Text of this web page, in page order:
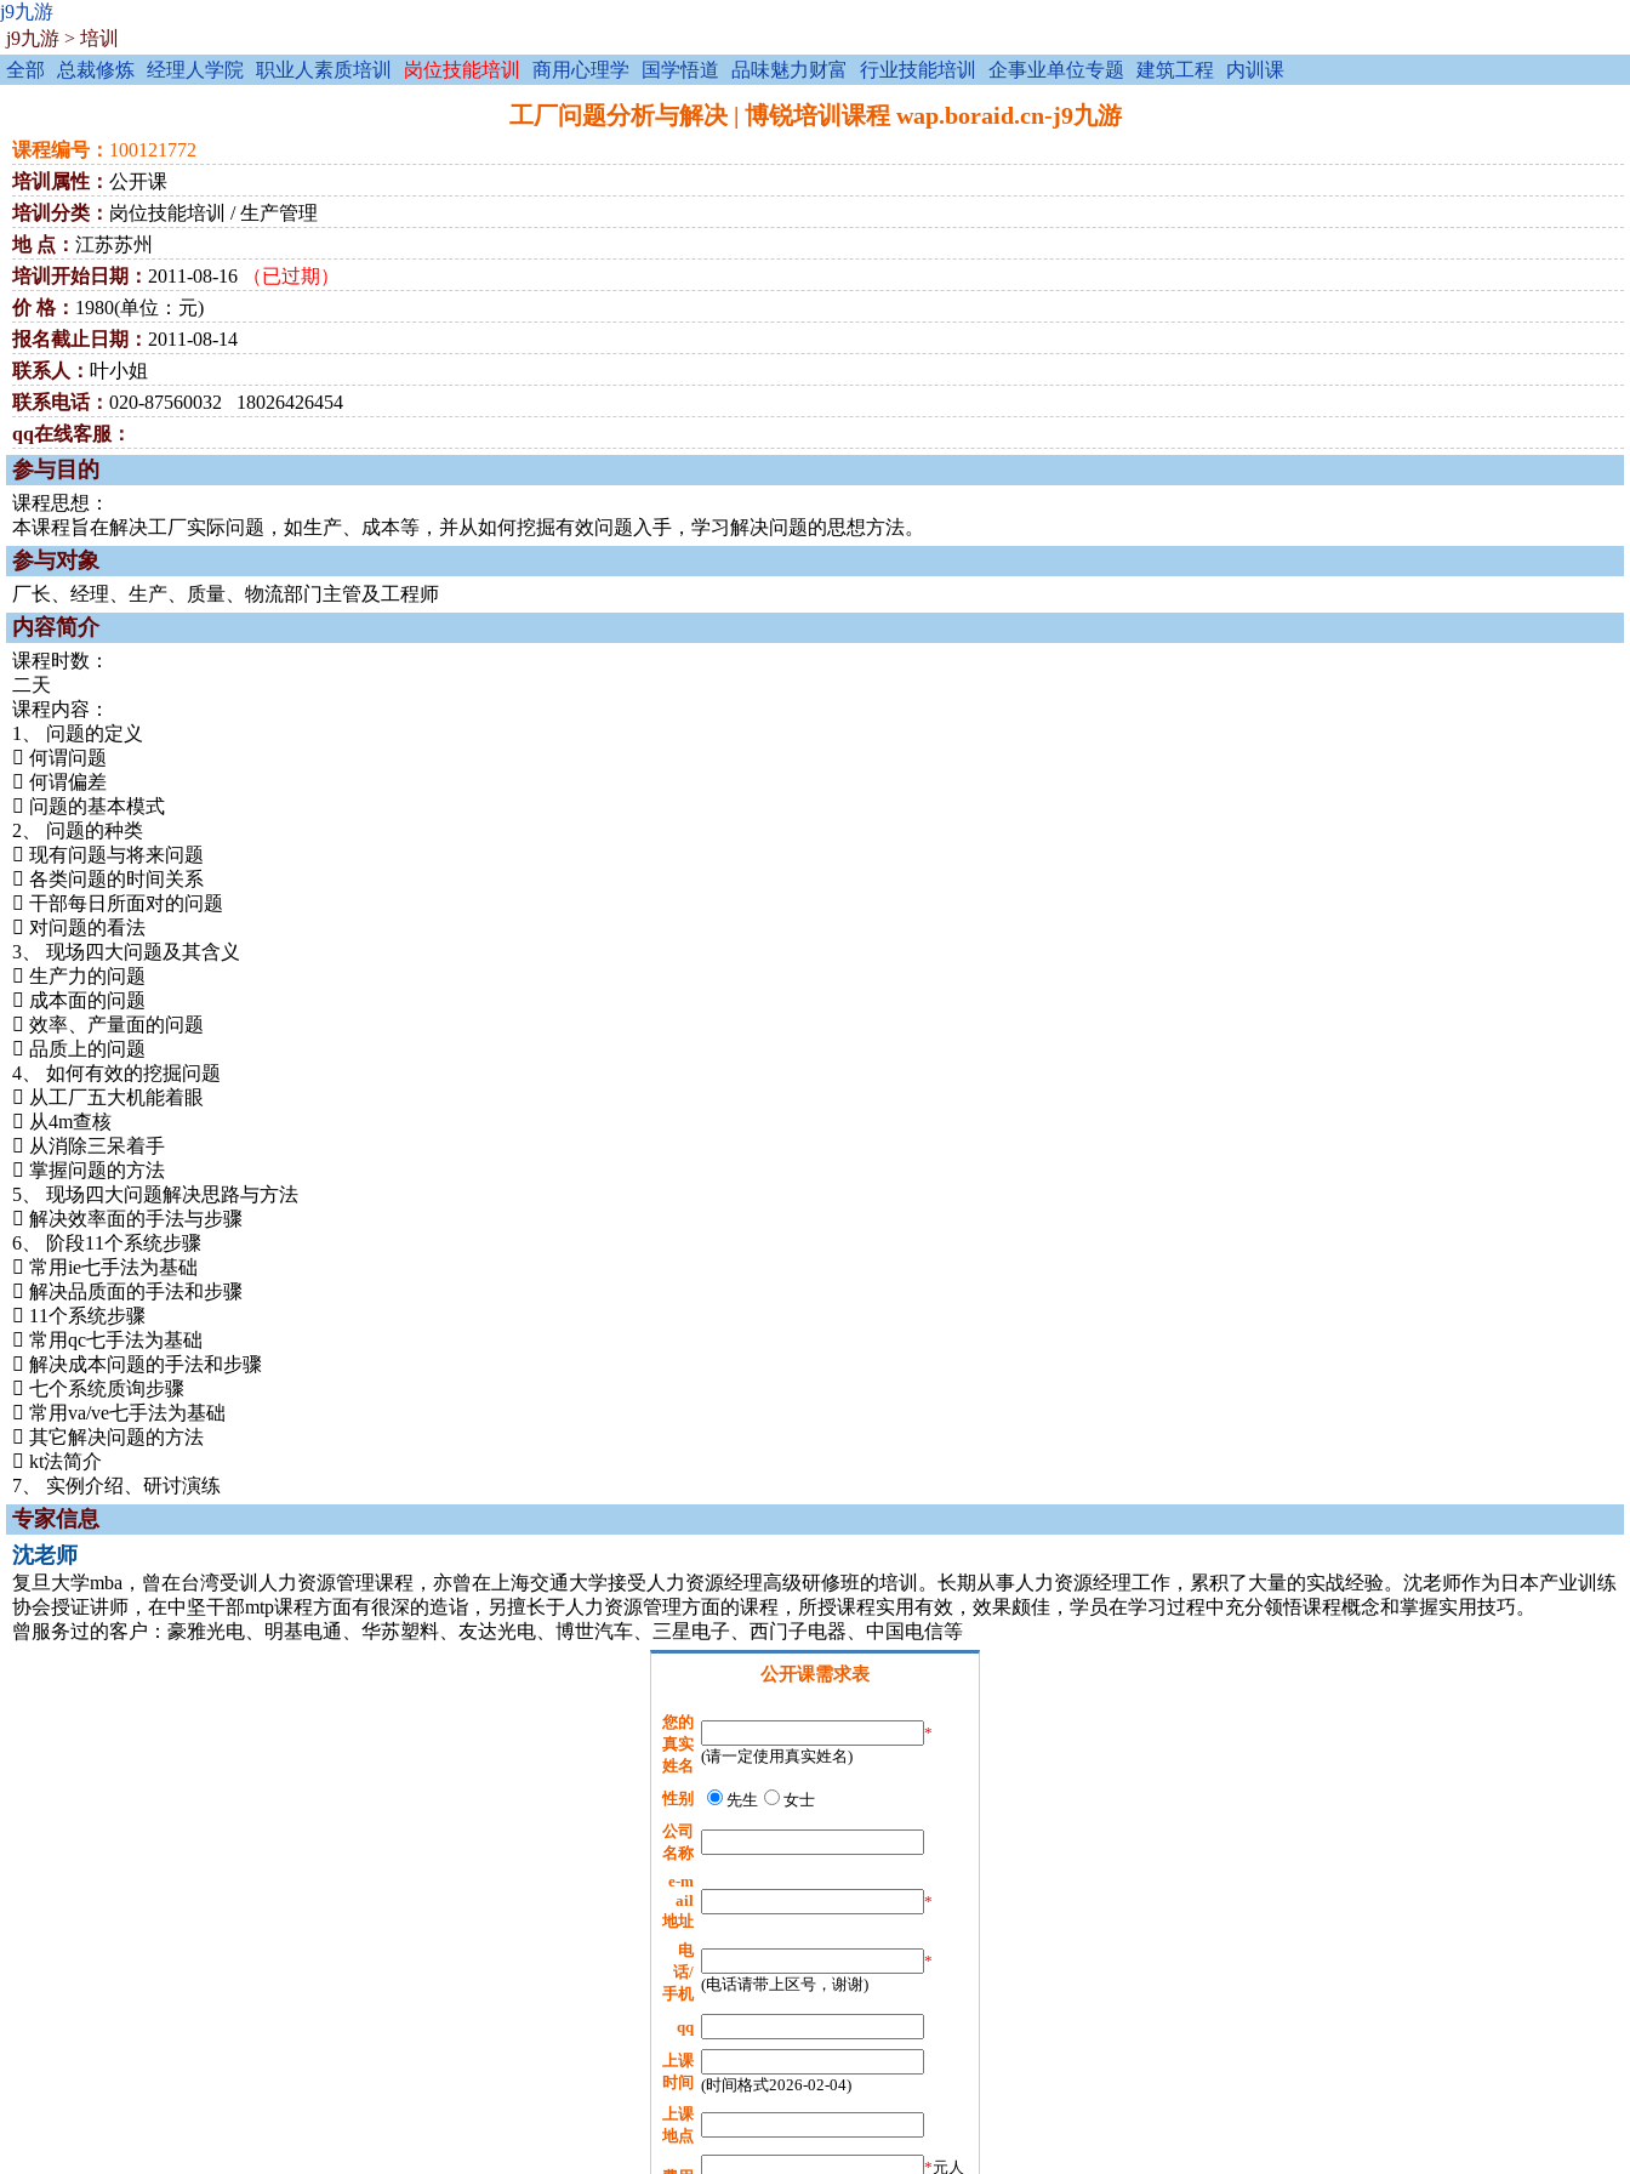
j9九游
j9九游 > 培训
全部
总裁修炼 经理人学院 职业人素质培训 岗位技能培训 商用心理学 国学悟道 品味魅力财富 行业技能培训 企事业单位专题 建筑工程 内训课
工厂问题分析与解决 | 博锐培训课程 wap.boraid.cn-j9九游
课程编号： 100121772
培训属性： 公开课
培训分类： 岗位技能培训 / 生产管理
地 点： 江苏苏州
培训开始日期： 2011-08-16
（已过期）
价 格： 1980(单位：元)
报名截止日期： 2011-08-14
联系人： 叶小姐
联系电话： 020-87560032 18026426454
qq在线客服：
参与目的
课程思想：
本课程旨在解决工厂实际问题，如生产、成本等，并从如何挖掘有效问题入手，学习解决问题的思想方法。
参与对象
厂长、经理、生产、质量、物流部门主管及工程师
内容简介
课程时数：
二天
课程内容：
1、 问题的定义
 何谓问题
 何谓偏差
 问题的基本模式
2、 问题的种类
 现有问题与将来问题
 各类问题的时间关系
 干部每日所面对的问题
 对问题的看法
3、 现场四大问题及其含义
 生产力的问题
 成本面的问题
 效率、产量面的问题
 品质上的问题
4、 如何有效的挖掘问题
 从工厂五大机能着眼
 从4m查核
 从消除三呆着手
 掌握问题的方法
5、 现场四大问题解决思路与方法
 解决效率面的手法与步骤
6、 阶段11个系统步骤
 常用ie七手法为基础
 解决品质面的手法和步骤
 11个系统步骤
 常用qc七手法为基础
 解决成本问题的手法和步骤
 七个系统质询步骤
 常用va/ve七手法为基础
 其它解决问题的方法
 kt法简介
7、 实例介绍、研讨演练
专家信息
沈老师
复旦大学mba，曾在台湾受训人力资源管理课程，亦曾在上海交通大学接受人力资源经理高级研修班的培训。长期从事人力资源经理工作，累积了大量的实战经验。沈老师作为日本产业训练
协会授证讲师，在中坚干部mtp课程方面有很深的造诣，另擅长于人力资源管理方面的课程，所授课程实用有效，效果颇佳，学员在学习过程中充分领悟课程概念和掌握实用技巧。
曾服务过的客户：豪雅光电、明基电通、华苏塑料、友达光电、博世汽车、三星电子、西门子电器、中国电信等
公开课需求表
您的
真实
姓名
*
(请一定使用真实姓名)
性别 先生
女士
公司
名称
e-m
ail
地址
*
电
话/
手机
*
(电话请带上区号，谢谢)
qq
上课
时间 (时间格式2026-02-04)
上课
地点
*元人